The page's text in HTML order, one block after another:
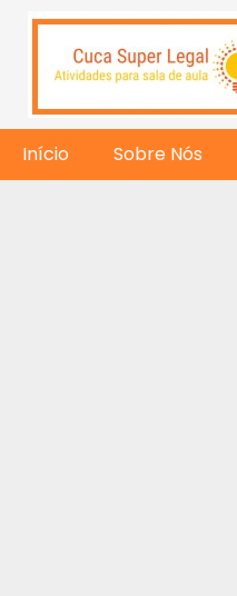
Início Sobre Nós